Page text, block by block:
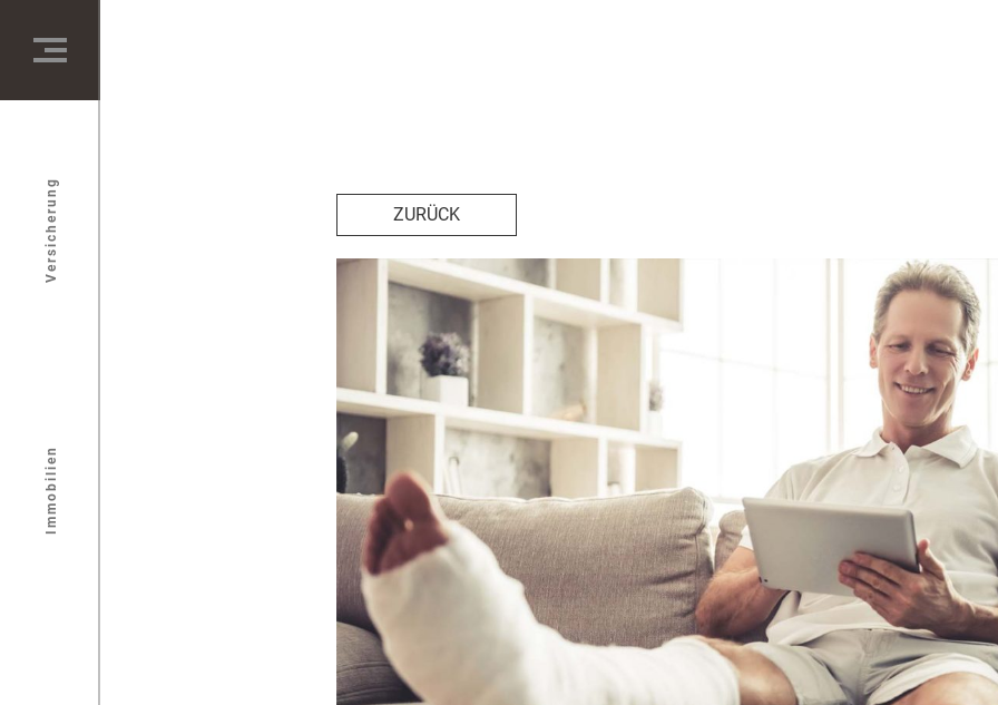
Immobilien
Versicherung ZURÜCK